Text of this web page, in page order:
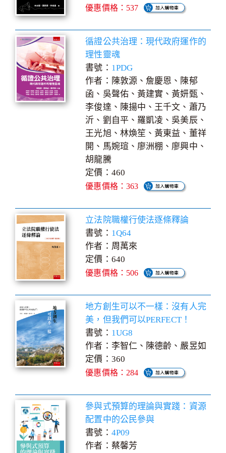
優惠價格：537
循證公共治理：現代政府運作的
理性靈魂
書號： 1PDG
作者：陳敦源、詹慶恩、陳郁
函、吳聲佑、黃建實、黃妍甄、
李俊達、陳揚中、王千文、蕭乃
沂、劉自平、羅凱凌、吳美辰、
王光旭、林煥笙、黃東益、董祥
開、馬婉瑄、廖洲棚、廖興中、
胡龍騰
定價：460
優惠價格：363
立法院職權行使法逐條釋論
書號： 1Q64
作者：周萬來
定價：640
優惠價格：506
地方創生可以不一樣：沒有人完
美，但我們可以PERFECT！
書號： 1UG8
作者：李智仁、陳德齡、嚴昱如
定價：360
優惠價格：284
參與式預算的理論與實踐：資源
配置中的公民參與
書號： 4P09
作者：蔡馨芳